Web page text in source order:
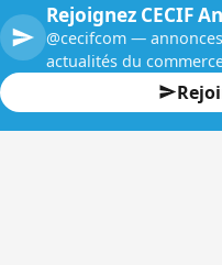
Rejoignez CECIF
@cecifcom —
actualités du